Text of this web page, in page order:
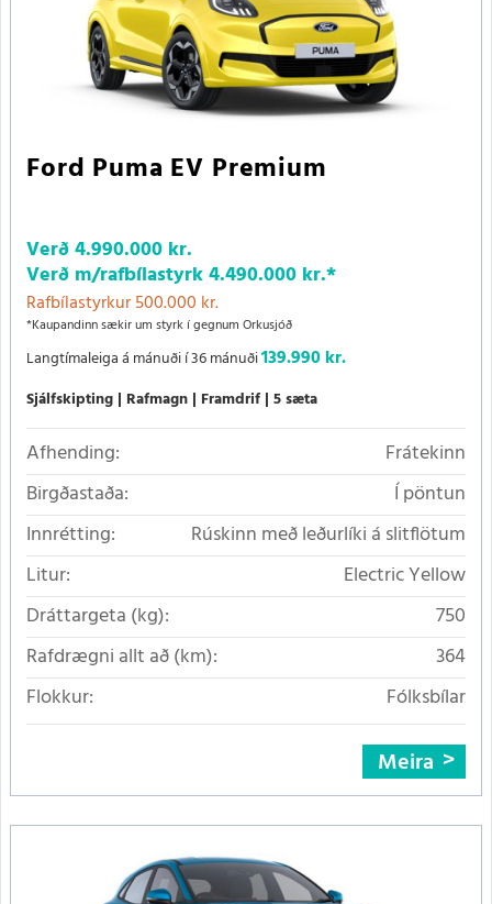
Ford Puma EV Premium
Verð4.990.000 kr.
Verð m/rafbílastyrk4.490.000 kr.*
Rafbílastyrkur 500.000 kr.
*Kaupandinn sækir um styrk í gegnum Orkusjóð
Langtímaleiga á mánuði í 36 mánuði139.990 kr.
Sjálfskipting Rafmagn Framdrif 5 sæta
Afhending:
Frátekinn
Birgðastaða:
Í pöntun
Innrétting:
Rúskinn með leðurlíki á slitflötum
Litur:
Electric Yellow
Dráttargeta (kg):
750
Rafdrægni allt að (km):
364
Flokkur:
Fólksbílar
Meira